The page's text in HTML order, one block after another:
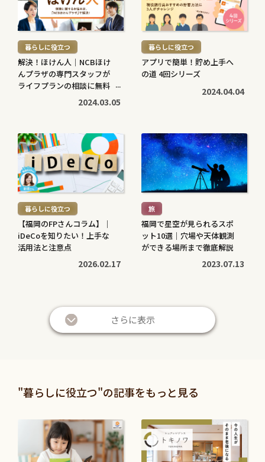
を
読
む
> 暮らしに役立つ
解決！ほけん人｜NCBほけ
んプラザの専門スタッフが
ライフプランの相談に無料
2024.03.05
を
読
む
> 暮らしに役立つ
アプリで簡単！貯め上手へ
の道 4回シリーズ
2024.04.04
続
き
を
読
む
> 暮らしに役立つ
【福岡のFPさんコラム】｜
iDeCoを知りたい！上手な
活用法と注意点
2026.02.17
続
き
を
読
む
> 旅
福岡で星空が見られるスポ
ット10選｜穴場や天体観測
ができる場所まで徹底解説
2023.07.13
投資信託と株の違いは？仕
組みやリスク、利益などを
2026.05.28
き
を
退職金は定期預金で運用す
べき？メリット・デメリッ
2026.05.21
さらに表示
"暮らしに役立つ"の記事をもっと見る
を
続
き
を